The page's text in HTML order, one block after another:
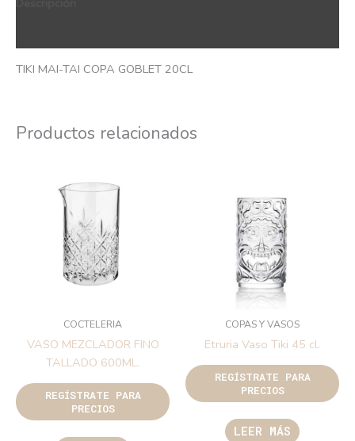
TIKI MAI-TAI COPA GOBLET 20CL
Productos relacionados
COCTELERIA
VASO MEZCLADOR FINO
TALLADO 600ML.
REGÍSTRATE PARA
PRECIOS
COPAS Y VASOS
Etruria Vaso Tiki 45 cl.
REGÍSTRATE PARA
PRECIOS
LEER MÁS